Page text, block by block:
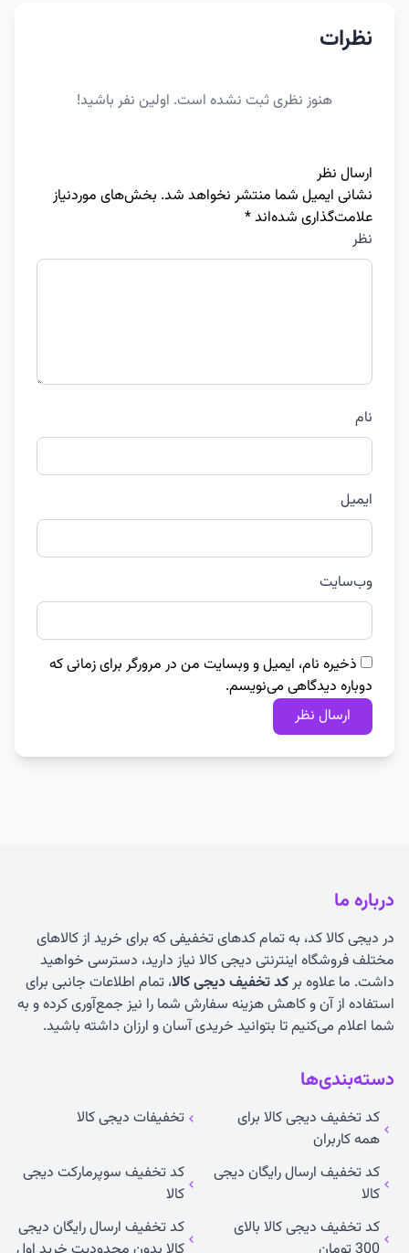
نظرات
هنوز نظری ثبت نشده است. اولین نفر باشید!
ارسال نظر
نشانی ایمیل شما منتشر نخواهد شد. بخش‌های موردنیاز
علامت‌گذاری شده‌اند*
نظر
نام
ایمیل
وب‌سایت
ذخیره نام، ایمیل و وبسایت من در مرورگر برای زمانی که
دوباره دیدگاهی می‌نویسم.
درباره ما
در دیجی کالا کد، به تمام کدهای تخفیفی که برای خرید از کالاهای
مختلف فروشگاه اینترنتی دیجی کالا نیاز دارید، دسترسی خواهید
داشت. ما علاوه برکد تخفیف دیجی کالا، تمام اطلاعات جانبی برای
استفاده از آن و کاهش هزینه سفارش شما را نیز جمع‌آوری کرده و به
شما اعلام می‌کنیم تا بتوانید خریدی آسان و ارزان داشته باشید.
دسته‌بندی‌ها
کد تخفیف دیجی کالا برای
همه کاربران
تخفیفات دیجی کالا
کد تخفیف ارسال رایگان دیجی
کالا
کد تخفیف سوپرمارکت دیجی
کالا
کد تخفیف دیجی کالا بالای
کد تخفیف ارسال رایگان دیجی